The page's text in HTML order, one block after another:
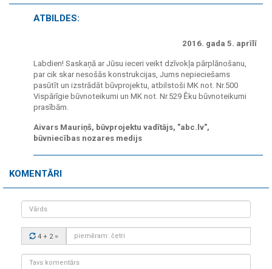
ATBILDES:
2016. gada 5. aprīlī
Labdien! Saskaņā ar Jūsu ieceri veikt dzīvokļa pārplānošanu,
par cik skar nesošās konstrukcijas, Jums nepieciešams
pasūtīt un izstrādāt būvprojektu, atbilstoši MK not. Nr.500
Vispārīgie būvnoteikumi un MK not. Nr.529 Ēku būvnoteikumi
prasībām.
Aivars Mauriņš, būvprojektu vadītājs, "abc.lv",
būvniecības nozares medijs
KOMENTĀRI
Vārds
Drošības
kods:
4 + 2=
Tavs